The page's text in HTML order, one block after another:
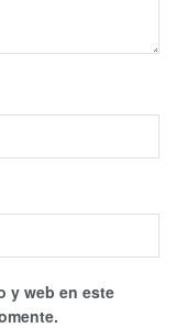
y web en este